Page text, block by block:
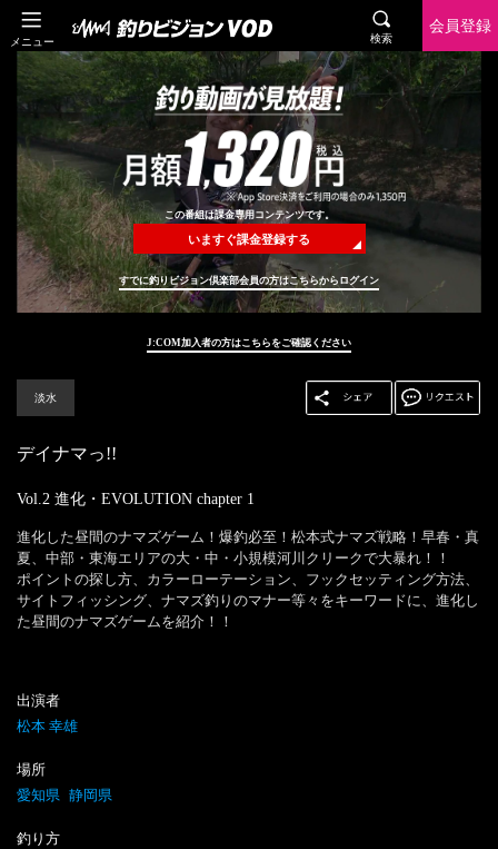
メニュー 検索
会員登録
この番組は課金専用コンテンツです。
いますぐ課金登録する
すでに釣りビジョン倶楽部会員の方はこちらからログイン
J:COM加入者の方はこちらをご確認ください
淡水
デイナマっ!!
Vol.2 進化・EVOLUTION chapter 1
進化した昼間のナマズゲーム！爆釣必至！松本式ナマズ戦略！早春・真
夏、中部・東海エリアの大・中・小規模河川クリークで大暴れ！！
ポイントの探し方、カラーローテーション、フックセッティング方法、
サイトフィッシング、ナマズ釣りのマナー等々をキーワードに、進化し
た昼間のナマズゲームを紹介！！
出演者
松本 幸雄
場所
愛知県 静岡県
釣り方